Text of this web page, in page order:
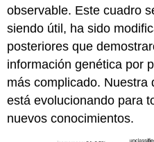
observable. Este cuadro
siendo útil, ha sido
posteriores que
información genética por
más complicado. Nuestra
está evolucionando para
nuevos conocimientos.